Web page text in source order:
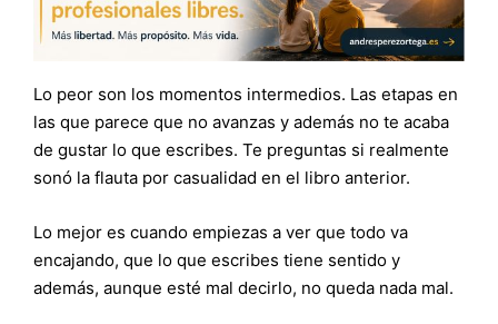
Lo peor son los momentos intermedios. Las etapas en
las que parece que no avanzas y además no te acaba
de gustar lo que escribes. Te preguntas si realmente
sonó la flauta por casualidad en el libro anterior.
Lo mejor es cuando empiezas a ver que todo va
encajando, que lo que escribes tiene sentido y
además, aunque esté mal decirlo, no queda nada mal.